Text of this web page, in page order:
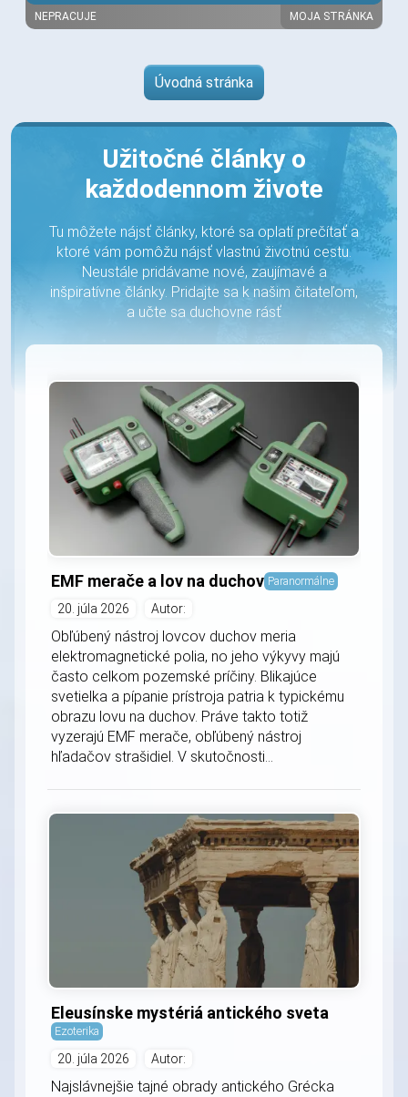
NEPRACUJE MOJA STRÁNKA
Úvodná stránka
Užitočné články o
každodennom živote
Tu môžete nájsť články, ktoré sa oplatí prečítať a
ktoré vám pomôžu nájsť vlastnú životnú cestu.
Neustále pridávame nové, zaujímavé a
inšpiratívne články. Pridajte sa k našim čitateľom,
a učte sa duchovne rásť
EMF merače a lov na duchov Paranormálne
20. júla 2026 Autor:
Obľúbený nástroj lovcov duchov meria
elektromagnetické polia, no jeho výkyvy majú
často celkom pozemské príčiny. Blikajúce
svetielka a pípanie prístroja patria k typickému
obrazu lovu na duchov. Práve takto totiž
vyzerajú EMF merače, obľúbený nástroj
hľadačov strašidiel. V skutočnosti...
Eleusínske mystériá antického sveta
Ezoterika
20. júla 2026 Autor:
Najslávnejšie tajné obrady antického Grécka